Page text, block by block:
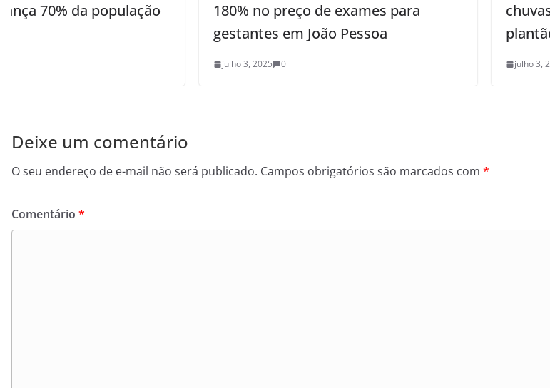
180% no preço de exames para
gestantes em João Pessoa
chuvas e Defesa Civil segue em
plantão permanente
Deixe um comentário
O seu endereço de e-mail não será publicado. Campos obrigatórios são marcados com *
Comentário *